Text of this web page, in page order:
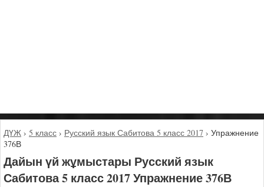
ДҮЖ › 5 класс › Русский язык Сабитова 5 класс 2017 › Упражнение
376В
Дайын үй жұмыстары Русский язык
Сабитова 5 класс 2017 Упражнение 376В